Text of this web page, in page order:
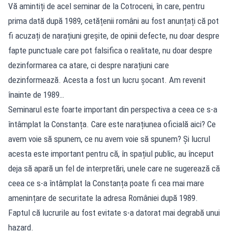
Vă amintiți de acel seminar de la Cotroceni, în care, pentru
prima dată după 1989, cetățenii români au fost anunțați că pot
fi acuzați de narațiuni greșite, de opinii defecte, nu doar despre
fapte punctuale care pot falsifica o realitate, nu doar despre
dezinformarea ca atare, ci despre narațiuni care
dezinformează. Acesta a fost un lucru șocant. Am revenit
înainte de 1989…
Seminarul este foarte important din perspectiva a ceea ce s-a
întâmplat la Constanța. Care este narațiunea oficială aici? Ce
avem voie să spunem, ce nu avem voie să spunem? Și lucrul
acesta este important pentru că, în spațiul public, au început
deja să apară un fel de interpretări, unele care ne sugerează că
ceea ce s-a întâmplat la Constanța poate fi cea mai mare
amenințare de securitate la adresa României după 1989.
Faptul că lucrurile au fost evitate s-a datorat mai degrabă unui
hazard.